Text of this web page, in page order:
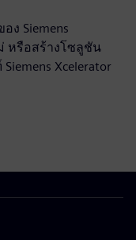
Siemens
หรือสร้างโซลูชัน
Xcelerator